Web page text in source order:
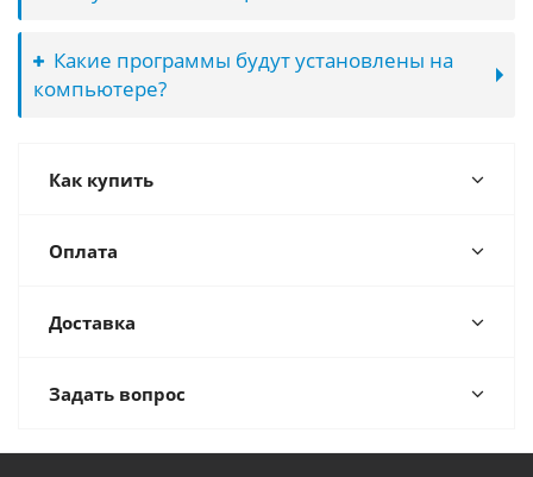
Какие программы будут установлены на
компьютере?
Как купить
Оплата
Доставка
Задать вопрос